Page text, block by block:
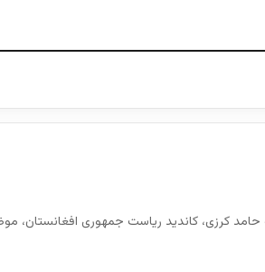
حامد کرزی، کاندید ریاست جمهوری افغانستان،